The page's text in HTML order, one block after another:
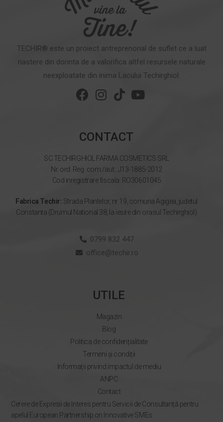
TECHIR® este un proiect antreprenorial de suflet ce a luat
nastere din dorinta de a valorifica altfel resursele naturale
neexploatate din inima Lacului Techirghiol.
CONTACT
SC TECHIRGHIOL FARMA COSMETICS SRL
Nr. ord. Reg. com./aut.: J13-1885-2012
Cod inregistrare fiscala: RO30601045
Fabrica Techir: Strada Plantelor, nr 19, comuna Agigea, judetul
Constanta (Drumul National 38, la iesire din orasul Techirghiol)
0799 832 447
office@techir.ro
UTILE
Magazin
Blog
Politica de confidențialitate
Termeni și condiții
Informații privind impactul de mediu
ANPC
Contact
Cerere de Expresii de Interes pentru Servicii de Consultanță pentru
apelul European Partnership on Innovative SMEs